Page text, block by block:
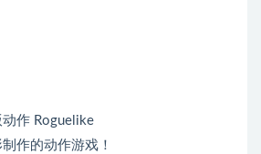
作 Roguelike
作的动作游戏！